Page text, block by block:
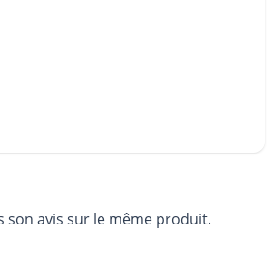
son avis sur le même produit.